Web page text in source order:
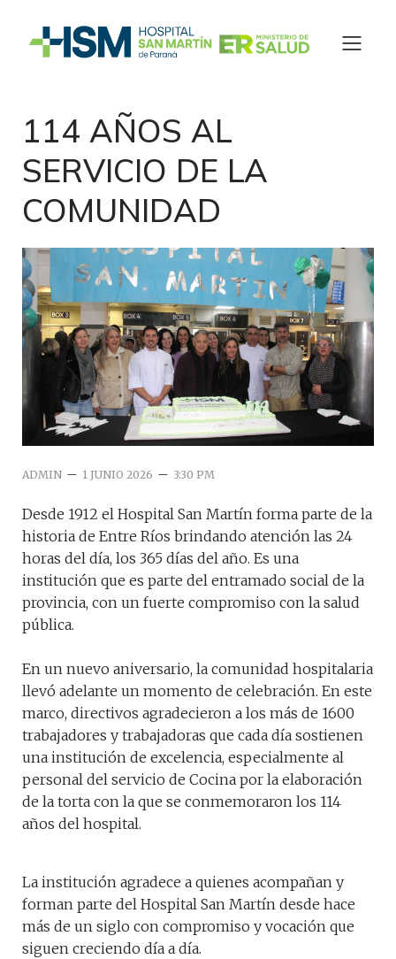
114 AÑOS AL
SERVICIO DE LA
COMUNIDAD
ADMIN – 1 JUNIO 2026 – 3:30 PM
Desde 1912 el Hospital San Martín forma parte de la
historia de Entre Ríos brindando atención las 24
horas del día, los 365 días del año. Es una
institución que es parte del entramado social de la
provincia, con un fuerte compromiso con la salud
pública.
En un nuevo aniversario, la comunidad hospitalaria
llevó adelante un momento de celebración. En este
marco, directivos agradecieron a los más de 1600
trabajadores y trabajadoras que cada día sostienen
una institución de excelencia, especialmente al
personal del servicio de Cocina por la elaboración
de la torta con la que se conmemoraron los 114
años del hospital.
La institución agradece a quienes acompañan y
forman parte del Hospital San Martín desde hace
más de un siglo con compromiso y vocación que
siguen creciendo día a día.